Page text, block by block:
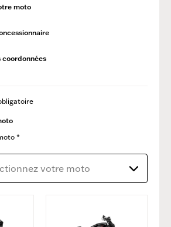
moto
coordonnées
*
votre moto